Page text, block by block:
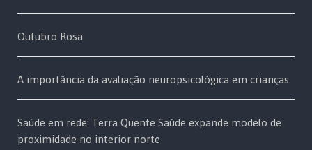
Outubro Rosa
A importância da avaliação neuropsicológica em crianças
Saúde em rede: Terra Quente Saúde expande modelo de
proximidade no interior norte